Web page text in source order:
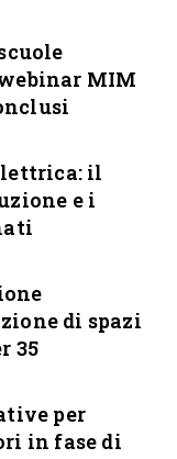
MIM
il
e i
di spazi
35
per
in fase di